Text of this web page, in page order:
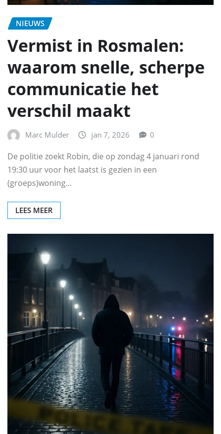
NIEUWS
Vermist in Rosmalen:
waarom snelle, scherpe
communicatie het
verschil maakt
Marc Mulder jan 7, 2026 0
De politie zoekt Robin, die op zondag 4 januari rond
19:30 uur voor het laatst is gezien in een
(groeps)woning…
LEES MEER